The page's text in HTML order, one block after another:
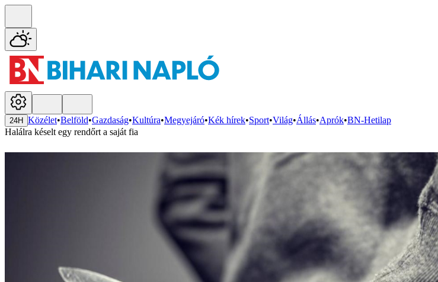
24H Közélet•Belföld•Gazdaság•Kultúra•Megyejáró•Kék hírek•Sport•Világ•Állás•Aprók•BN-Hetilap
Halálra késelt egy rendőrt a saját fia